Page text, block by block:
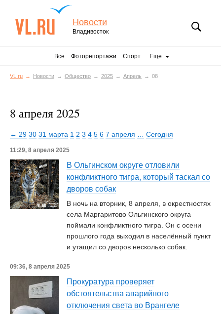
Новости
Владивосток
Все Фоторепортажи Спорт Еще
VL.ru Новости Общество 2025 Апрель 08
8 апреля 2025
← 29 30 31 марта 1 2 3 4 5 6 7 апреля Сегодня
11:29, 8 апреля 2025
В Ольгинском округе отловили
конфликтного тигра, который таскал со
дворов собак
В ночь на вторник, 8 апреля, в окрестностях
села Маргаритово Ольгинского округа
поймали конфликтного тигра. Он с осени
прошлого года выходил в населённый пункт
и утащил со дворов несколько собак.
09:36, 8 апреля 2025
Прокуратура проверяет
обстоятельства аварийного
отключения света во Врангеле